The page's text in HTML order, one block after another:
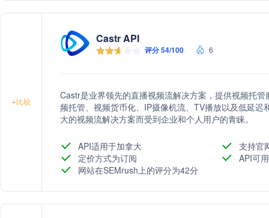
+比较
Castr API
评分 54/100 6
Castr是业界领先的直播视频流解决方案，提供视频托
频托管、视频货币化、IP摄像机流、TV播放以及低延
大的视频流解决方案而受到企业和个人用户的青睐。
API适用于加拿大
支持官
定价方式为订阅
API可
网站在SEMrush上的评分为42分